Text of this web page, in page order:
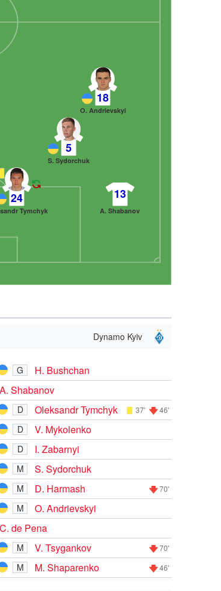
24
Tymchyk
13
A. Shabanov
5
S. Sydorchuk
18
O. Andrievskyi
Dynamo Kyiv
G
H. Bushchan
A. Shabanov
D Oleksandr Tymchyk 37' 46'
D
V. Mykolenko
D
I. Zabarnyi
M
S. Sydorchuk
M D. Harmash 70'
M
O. Andrievskyi
C. de Pena
M V. Tsygankov 70'
M M. Shaparenko 46'